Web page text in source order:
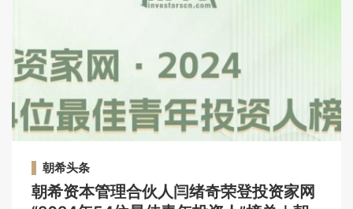
朝希头条
朝希资本管理合伙人闫绪奇荣登投资家网